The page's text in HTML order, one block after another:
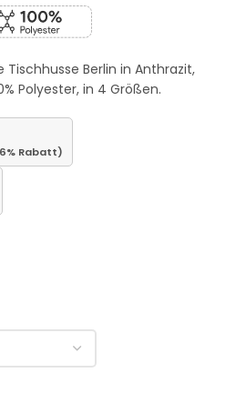
Berlin in Anthrazit,
Polyester, in 4 Größen.
Rabatt)